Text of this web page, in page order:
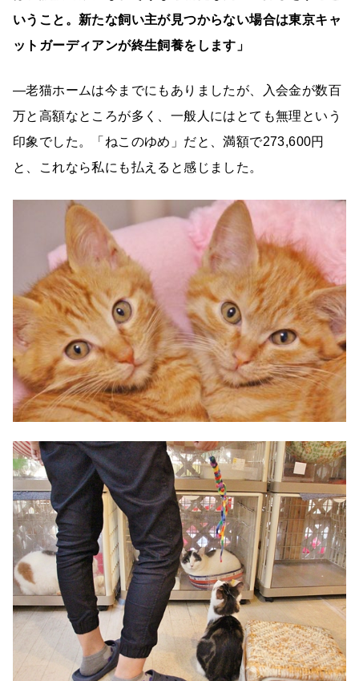
いうこと。新たな飼い主が見つからない場合は東京キャ
ットガーディアンが終生飼養をします」
―老猫ホームは今までにもありましたが、入会金が数百
万と高額なところが多く、一般人にはとても無理という
印象でした。「ねこのゆめ」だと、満額で273,600円
と、これなら私にも払えると感じました。